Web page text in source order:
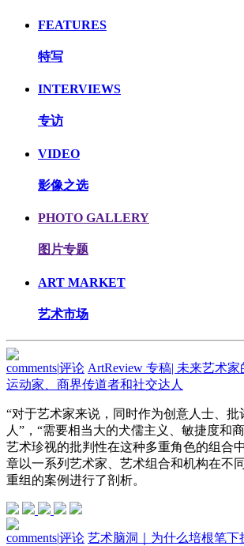
FEATURES
特写
INTERVIEWS
专访
VIDEO
影像之选
PHOTO GALLERY
图片专题
ART MARKET
艺术市场
comments|评论 ArtReview 专稿| 未来艺术
运动家、商界传道者和社交达人
“对于艺术家来说，同时作为创意人士、批
人”，“需要相当大的犬儒主义、敏捷度和
艺术珍视的批判性在这种多重角色的组合
章以一系列艺术家、艺术组合和机构在不
重组的案例进行了剖析。
comments|评论 艺术脑洞｜为什么培根笔下